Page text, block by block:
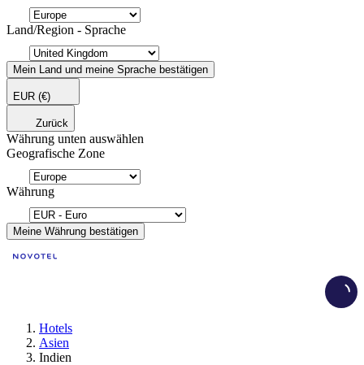
Land/Region - Sprache
Mein Land und meine Sprache bestätigen
EUR (€)
Zurück
Währung unten auswählen
Geografische Zone
Währung
Meine Währung bestätigen
Hotels
Asien
Indien